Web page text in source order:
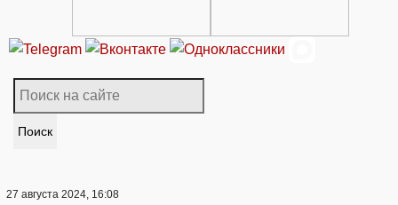
Поиск
27 августа 2024, 16:08